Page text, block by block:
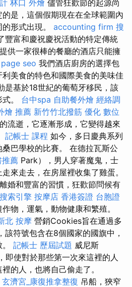
林口 外燴 儘管狂歡節的起源尚
是，這個假期現在在全球範圍內
形式出現。 accounting firm 搜
豐富和慶祝慶祝活動的特定傳統
供一家很棒的餐廳的酒店只能擁
seo 我們酒店廚房的選擇包
美食的特色和國際美食的美味佳
是基於18世紀的葡萄牙移民，該
。 台中spa 自助餐外燴 經絡調
燴 推薦 新竹竹北撥筋 優化 數位
流逝，它逐漸形成，它變得越來
記帳士 課程 如今，多日慶典系列
巴學校的比賽。 在德拉瓦斯公
推薦 Park），男人穿著魔鬼，士
來走去，在房屋裡收集了雞蛋。
婚和豐富的習慣，狂歡節問候有
搜索引擎 按摩店 香港簽證 台胞證
物，運氣，動物健康和繁殖。
北 按摩 營銷Cookies旨在通過多
符號包含在8個國家的國旗中，
記帳士 歷屆試題 威尼斯
即使對於那些第一次來這裡的人
的人，也將自己偷走了。
玄濟宮_康復推拿整復 吊船，狹窄